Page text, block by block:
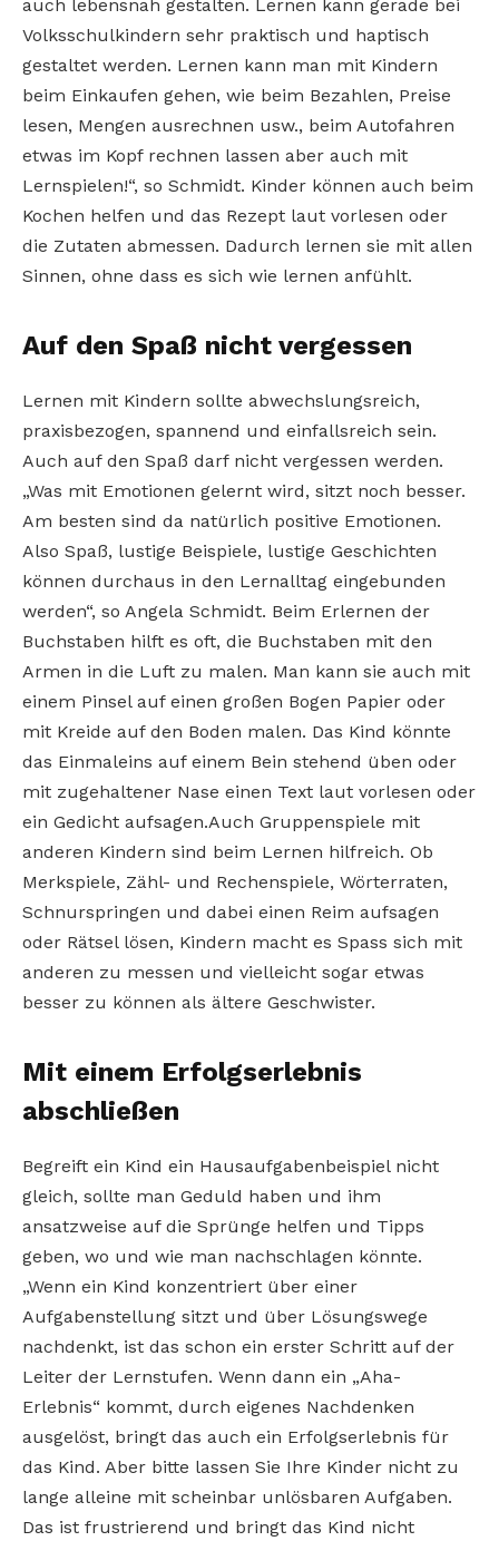
auch lebensnah gestalten. Lernen kann gerade bei
Volksschulkindern sehr praktisch und haptisch
gestaltet werden. Lernen kann man mit Kindern
beim Einkaufen gehen, wie beim Bezahlen, Preise
lesen, Mengen ausrechnen usw., beim Autofahren
etwas im Kopf rechnen lassen aber auch mit
Lernspielen!“, so Schmidt. Kinder können auch beim
Kochen helfen und das Rezept laut vorlesen oder
die Zutaten abmessen. Dadurch lernen sie mit allen
Sinnen, ohne dass es sich wie lernen anfühlt.
Auf den Spaß nicht vergessen
Lernen mit Kindern sollte abwechslungsreich,
praxisbezogen, spannend und einfallsreich sein.
Auch auf den Spaß darf nicht vergessen werden.
„Was mit Emotionen gelernt wird, sitzt noch besser.
Am besten sind da natürlich positive Emotionen.
Also Spaß, lustige Beispiele, lustige Geschichten
können durchaus in den Lernalltag eingebunden
werden“, so Angela Schmidt. Beim Erlernen der
Buchstaben hilft es oft, die Buchstaben mit den
Armen in die Luft zu malen. Man kann sie auch mit
einem Pinsel auf einen großen Bogen Papier oder
mit Kreide auf den Boden malen. Das Kind könnte
das Einmaleins auf einem Bein stehend üben oder
mit zugehaltener Nase einen Text laut vorlesen oder
ein Gedicht aufsagen.Auch Gruppenspiele mit
anderen Kindern sind beim Lernen hilfreich. Ob
Merkspiele, Zähl- und Rechenspiele, Wörterraten,
Schnurspringen und dabei einen Reim aufsagen
oder Rätsel lösen, Kindern macht es Spass sich mit
anderen zu messen und vielleicht sogar etwas
besser zu können als ältere Geschwister.
Mit einem Erfolgserlebnis
abschließen
Begreift ein Kind ein Hausaufgabenbeispiel nicht
gleich, sollte man Geduld haben und ihm
ansatzweise auf die Sprünge helfen und Tipps
geben, wo und wie man nachschlagen könnte.
„Wenn ein Kind konzentriert über einer
Aufgabenstellung sitzt und über Lösungswege
nachdenkt, ist das schon ein erster Schritt auf der
Leiter der Lernstufen. Wenn dann ein „Aha-
Erlebnis“ kommt, durch eigenes Nachdenken
ausgelöst, bringt das auch ein Erfolgserlebnis für
das Kind. Aber bitte lassen Sie Ihre Kinder nicht zu
lange alleine mit scheinbar unlösbaren Aufgaben.
Das ist frustrierend und bringt das Kind nicht